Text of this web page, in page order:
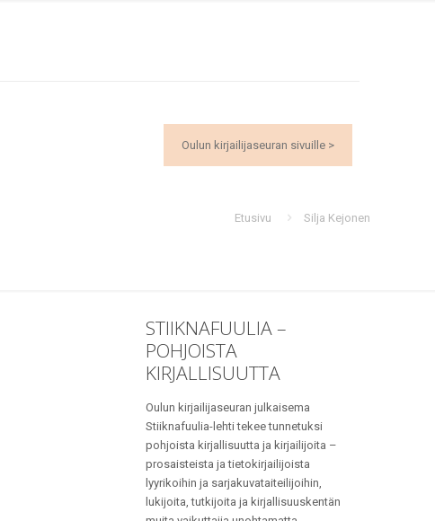
Oulun kirjailijaseuran sivuille >
Etusivu Silja Kejonen
STIIKNAFUULIA –
POHJOISTA
KIRJALLISUUTTA
Oulun kirjailijaseuran julkaisema
Stiiknafuulia-lehti tekee tunnetuksi
pohjoista kirjallisuutta ja kirjailijoita –
prosaisteista ja tietokirjailijoista
lyyrikoihin ja sarjakuvataiteilijoihin,
lukijoita, tutkijoita ja kirjallisuuskentän